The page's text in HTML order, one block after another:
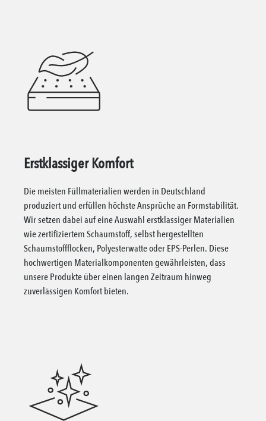
Erstklassiger Komfort
Die meisten Füllmaterialien werden in Deutschland
produziert und erfüllen höchste Ansprüche an Formstabilität.
Wir setzen dabei auf eine Auswahl erstklassiger Materialien
wie zertifiziertem Schaumstoff, selbst hergestellten
Schaumstoffflocken, Polyesterwatte oder EPS-Perlen. Diese
hochwertigen Materialkomponenten gewährleisten, dass
unsere Produkte über einen langen Zeitraum hinweg
zuverlässigen Komfort bieten.